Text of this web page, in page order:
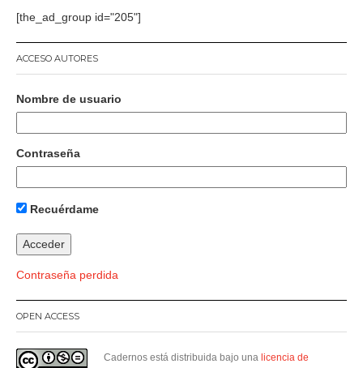
[the_ad_group id="205"]
ACCESO AUTORES
Nombre de usuario
Contraseña
Recuérdame
Contraseña perdida
OPEN ACCESS
Cadernos está distribuida bajo una licencia de